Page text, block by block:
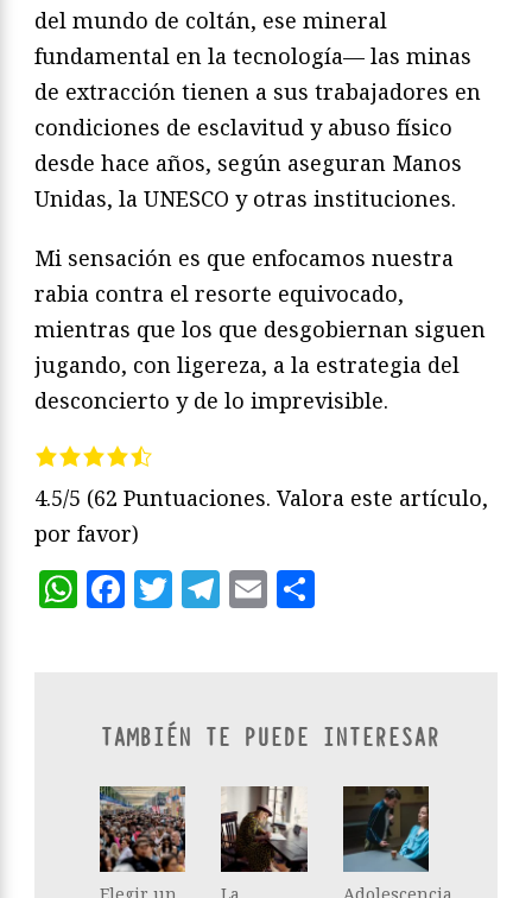
del mundo de coltán, ese mineral
fundamental en la tecnología— las minas
de extracción tienen a sus trabajadores en
condiciones de esclavitud y abuso físico
desde hace años, según aseguran Manos
Unidas, la UNESCO y otras instituciones.
Mi sensación es que enfocamos nuestra
rabia contra el resorte equivocado,
mientras que los que desgobiernan siguen
jugando, con ligereza, a la estrategia del
desconcierto y de lo imprevisible.
4.5/5 (62 Puntuaciones. Valora este artículo,
por favor)
WhatsApp
Facebook
Twitter
Telegram
Email
TAMBIÉN TE PUEDE INTERESAR